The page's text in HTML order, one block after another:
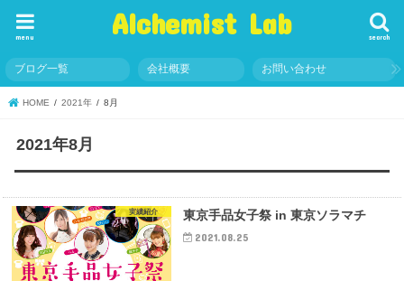
Alchemist Lab search
menu
ブログ一覧 会社概要 お問い合わせ
HOME 2021年 8月
2021年8月
実績紹介 東京手品女子祭 in 東京ソラマチ
2021.08.25